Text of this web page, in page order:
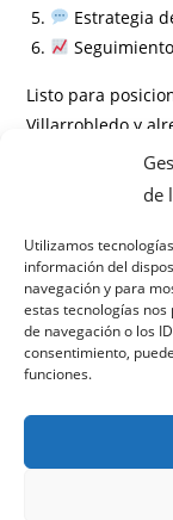
de
Utilizamos
información del
navegación y para
estas tecnologías
de navegación o los
consentimiento,
funciones.
Estrategia
Listo para
Villarrobledo y
¿Cuánto
¿Necesito un
¿Trabajan con
¿Cómo medís